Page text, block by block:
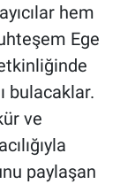
hem
Ege
bulacaklar.
ve
paylaşan